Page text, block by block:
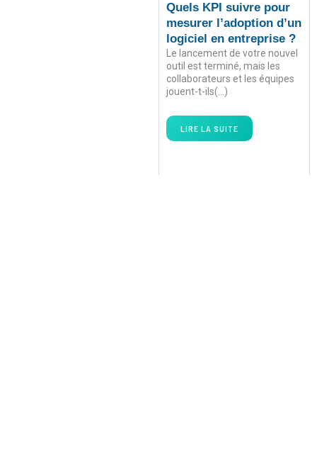
Quels KPI suivre pour
mesurer l’adoption d’un
logiciel en entreprise ?
Le lancement de votre nouvel
outil est terminé, mais les
collaborateurs et les équipes
jouent-t-ils(…)
LIRE LA SUITE